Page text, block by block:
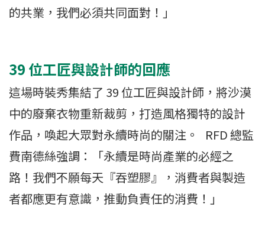
的共業，我們必須共同面對！」
39 位工匠與設計師的回應
這場時裝秀集結了 39 位工匠與設計師，將沙漠
中的廢棄衣物重新裁剪，打造風格獨特的設計
作品，喚起大眾對永續時尚的關注。 RFD 總監
費南德絲強調：「永續是時尚產業的必經之
路！我們不願每天『吞塑膠』，消費者與製造
者都應更有意識，推動負責任的消費！」